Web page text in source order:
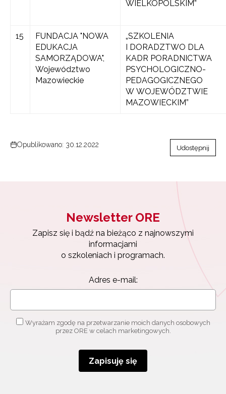
WIELKOPOLSKIM”
15
FUNDACJA "NOWA
EDUKACJA
SAMORZĄDOWA",
Województwo
Mazowieckie
„SZKOLENIA
I DORADZTWO DLA
KADR PORADNICTWA
PSYCHOLOGICZNO-
PEDAGOGICZNEGO
W WOJEWÓDZTWIE
MAZOWIECKIM”
Opublikowano: 30.12.2022 Udostępnij
Newsletter ORE
Zapisz się i bądź na bieżąco z najnowszymi
informacjami
o szkoleniach i programach.
Adres e-mail:
Wyrażam zgodę na przetwarzanie moich danych osobowych
przez ORE w celach marketingowych.
Zapisuję się